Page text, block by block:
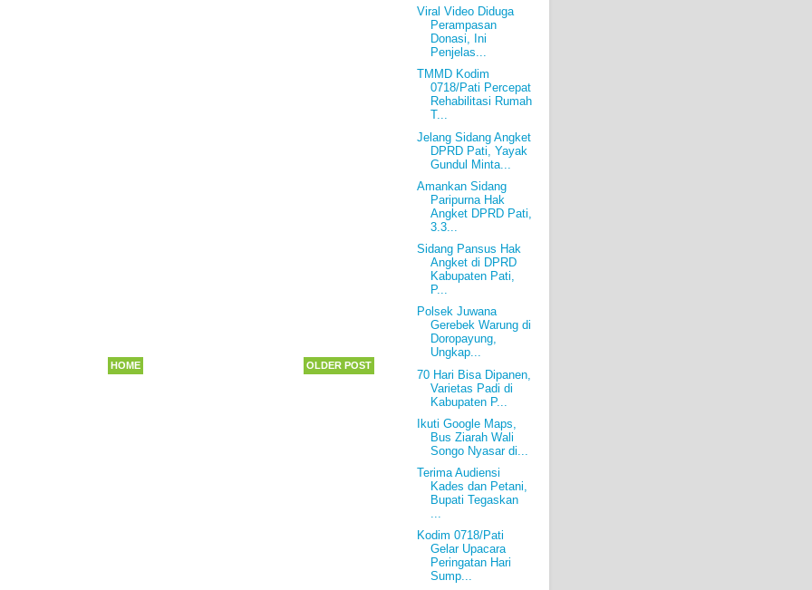
OLDER POST
HOME
Viral Video Diduga
Perampasan
Donasi, Ini
Penjelas...
TMMD Kodim
0718/Pati Percepat
Rehabilitasi Rumah
T...
Jelang Sidang Angket
DPRD Pati, Yayak
Gundul Minta...
Amankan Sidang
Paripurna Hak
Angket DPRD Pati,
3.3...
Sidang Pansus Hak
Angket di DPRD
Kabupaten Pati,
P...
Polsek Juwana
Gerebek Warung di
Doropayung,
Ungkap...
70 Hari Bisa Dipanen,
Varietas Padi di
Kabupaten P...
Ikuti Google Maps,
Bus Ziarah Wali
Songo Nyasar di...
Terima Audiensi
Kades dan Petani,
Bupati Tegaskan
...
Kodim 0718/Pati
Gelar Upacara
Peringatan Hari
Sump...